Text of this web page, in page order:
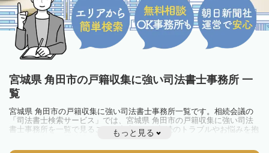
宮城県 角田市の戸籍収集に強い司法書士事務所 一
覧
宮城県 角田市の戸籍収集に強い司法書士事務所一覧です。相続会議の
「司法書士検索サービス」では、宮城県 角田市の戸籍収集に強い司法
書士事務所を一覧で見ることが出来ます。相続のトラブルやお悩みを抱
えている方は一度近隣の司法書士に相談してみましょう。
もっと見る